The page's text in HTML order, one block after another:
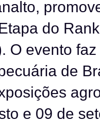
do
O evento
de
e 09 de